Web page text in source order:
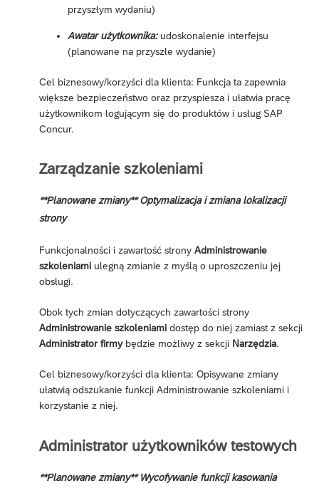
przyszłym wydaniu)
Awatar użytkownika:udoskonalenie interfejsu
(planowane na przyszłe wydanie)
Cel biznesowy/korzyści dla klienta: Funkcja ta zapewnia
większe bezpieczeństwo oraz przyspiesza i ułatwia pracę
użytkownikom logującym się do produktów i usług SAP
Concur.
Zarządzanie szkoleniami
**Planowane zmiany** Optymalizacja i zmiana lokalizacji
strony
Funkcjonalności i zawartość strony Administrowanie
szkoleniami ulegną zmianie z myślą o uproszczeniu jej
obsługi.
Obok tych zmian dotyczących zawartości strony
Administrowanie szkoleniami dostęp do niej zamiast z sekcji
Administrator firmybędzie możliwy z sekcji Narzędzia.
Cel biznesowy/korzyści dla klienta: Opisywane zmiany
ułatwią odszukanie funkcji Administrowanie szkoleniami i
korzystanie z niej.
Administrator użytkowników testowych
**Planowane zmiany** Wycofywanie funkcji kasowania